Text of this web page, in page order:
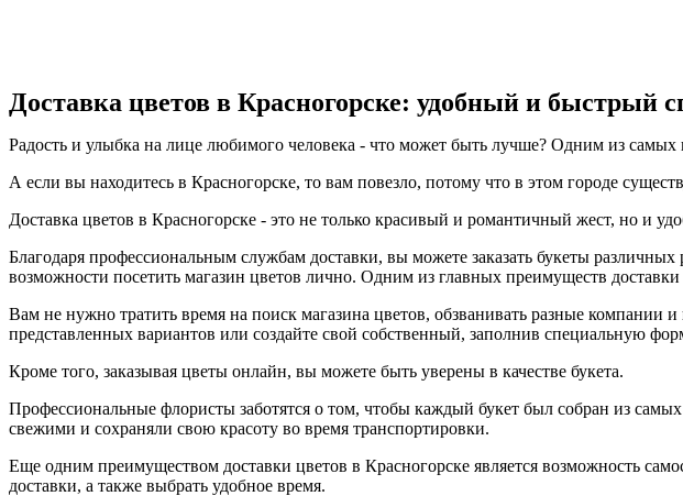
Доставка цветов в Красногорске: удобный и быстрый
Радость и улыбка на лице любимого человека - что может быть лучше? Одним из самых
А если вы находитесь в Красногорске, то вам повезло, потому что в этом городе
Доставка цветов в Красногорске - это не только красивый и романтичный жест, но и
Благодаря профессиональным службам доставки, вы можете заказать букеты
возможности посетить магазин цветов лично. Одним из главных преимуществ доставки
Вам не нужно тратить время на поиск магазина цветов, обзванивать разные компании
представленных вариантов или создайте свой собственный, заполнив специальную
Кроме того, заказывая цветы онлайн, вы можете быть уверены в качестве букета.
Профессиональные флористы заботятся о том, чтобы каждый букет был собран из
свежими и сохраняли свою красоту во время транспортировки.
Еще одним преимуществом доставки цветов в Красногорске является возможность
доставки, а также выбрать удобное время.